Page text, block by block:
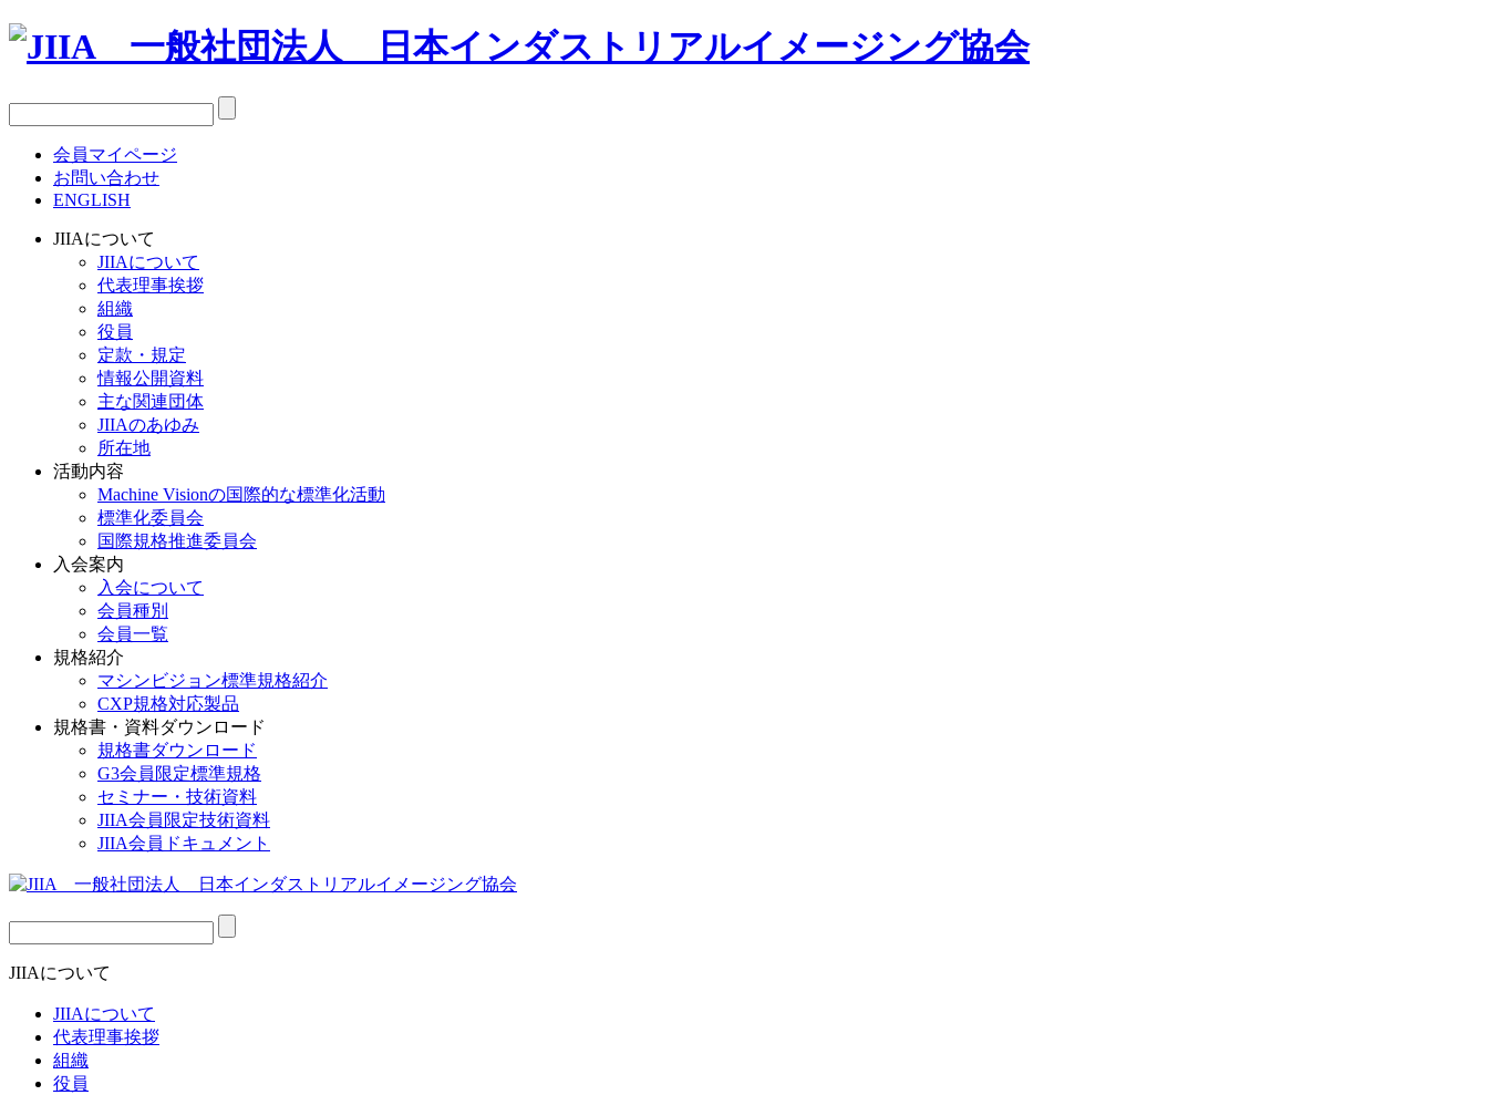
会員マイページ
お問い合わせ
ENGLISH
JIIAについて
JIIAについて
代表理事挨拶
組織
役員
定款・規定
情報公開資料
主な関連団体
JIIAのあゆみ
所在地
活動内容
Machine Visionの国際的な標準化活動
標準化委員会
国際規格推進委員会
入会案内
入会について
会員種別
会員一覧
規格紹介
マシンビジョン標準規格紹介
CXP規格対応製品
規格書・資料ダウンロード
規格書ダウンロード
G3会員限定標準規格
セミナー・技術資料
JIIA会員限定技術資料
JIIA会員ドキュメント
JIIAについて
JIIAについて
代表理事挨拶
組織
役員